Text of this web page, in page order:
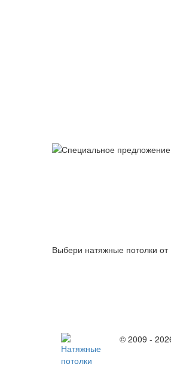
Выбери натяжные потолки от
© 2009 -